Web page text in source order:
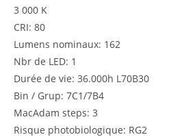
3 000 K
CRI: 80
Lumens nominaux: 162
Nbr de LED: 1
Durée de vie: 36.000h L70B30
Bin / Grup: 7C1/7B4
MacAdam steps: 3
Risque photobiologique: RG2